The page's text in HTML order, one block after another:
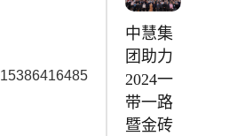
15386416485
中慧集
团助力
2024一
带一路
暨金砖